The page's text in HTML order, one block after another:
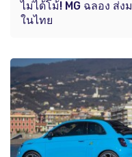
ไม่ได้โม้! MG ฉลอง ส่
ในไทย